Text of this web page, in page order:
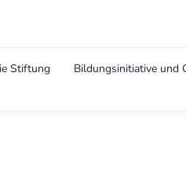
Stiftung Bildungsinitiative und